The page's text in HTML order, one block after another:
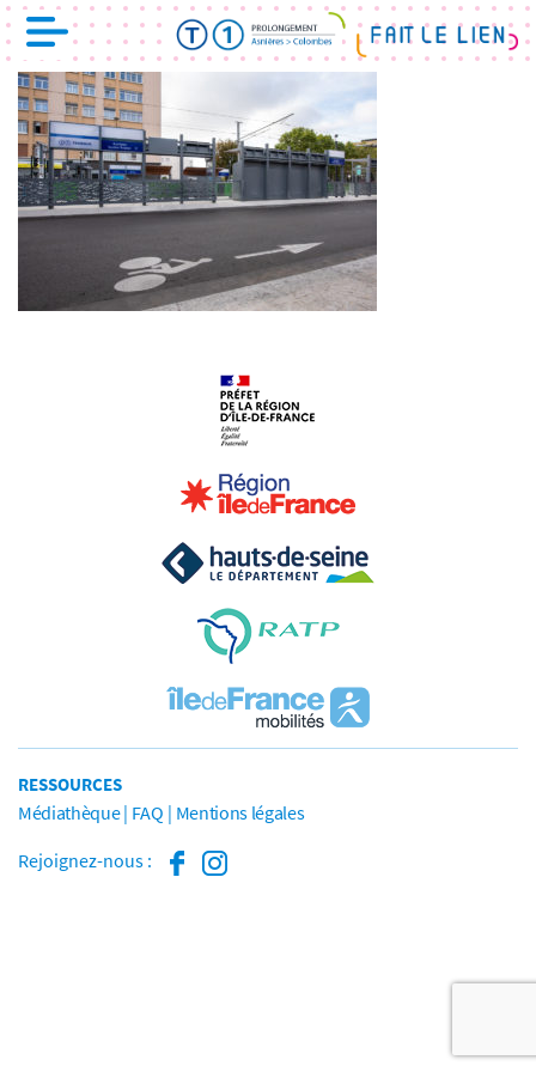
RESSOURCES
Médiathèque FAQ Mentions légales
Rejoignez-nous :